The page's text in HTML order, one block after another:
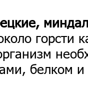
белком и